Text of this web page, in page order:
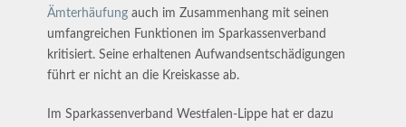
Ämterhäufungauch im Zusammenhang mit seinen
umfangreichen Funktionen im Sparkassenverband
kritisiert. Seine erhaltenen Aufwandsentschädigungen
führt er nicht an die Kreiskasse ab.
Im Sparkassenverband Westfalen-Lippe hat er dazu